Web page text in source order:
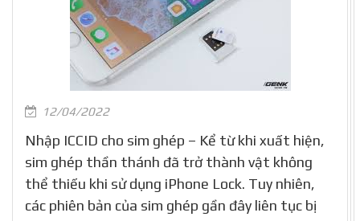
12/04/2022
Nhập ICCID cho sim ghép – Kể từ khi xuất hiện,
sim ghép thần thánh đã trở thành vật không
thể thiếu khi sử dụng iPhone Lock. Tuy nhiên,
các phiên bản của sim ghép gần đây liên tục bị